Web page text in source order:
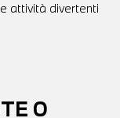
attività divertenti
O